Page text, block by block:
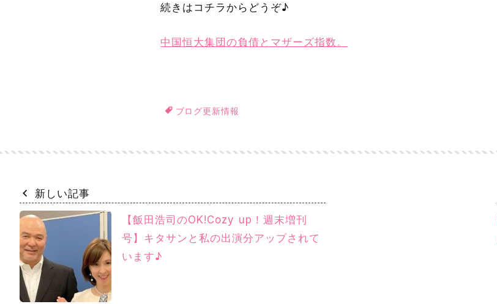
続きはコチラからどうぞ♪
中国恒大集団の負債とマザーズ指数。
ブログ更新情報
新しい記事
【飯田浩司のOK!Cozy up！週末増刊
号】キタサンと私の出演分アップされて
います♪